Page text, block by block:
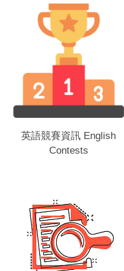
英語競賽資訊 English
Contests